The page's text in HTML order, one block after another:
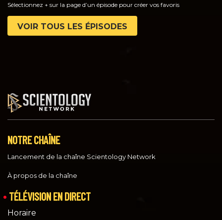
Sélectionnez + sur la page d’un épisode pour créer vos favoris
VOIR TOUS LES ÉPISODES
NOTRE CHAÎNE
Lancement de la chaîne Scientology Network
À propos de la chaîne
TÉLÉVISION EN DIRECT
Horaire